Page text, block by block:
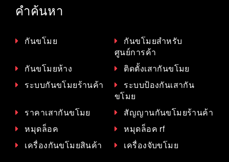
คำค้นหา
กันขโมย
กันขโมยสำหรับ
ศูนย์การค้า
กันขโมยห้าง
ติดตั้งเสากันขโมย
ระบบกันขโมยร้านค้า
ระบบป้องกันเสากัน
ขโมย
ราคาเสากันขโมย
สัญญานกันขโมยร้านค้า
หมุดล็อค
หมุดล็อค rf
เครื่องกันขโมยสินค้า
เครื่องจับขโมย